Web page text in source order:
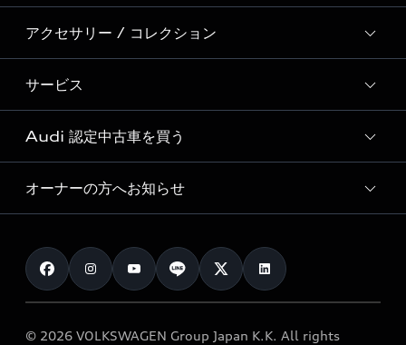
Audi Sport
Formula 1®
デジタルサービス
新車在庫検索
試乗車・展示車検索
見積り依頼
試乗予約
モデル一覧
特別仕様モデル / 限定モデル
e-tronラインアップ
価格シミュレーション
車両比較
カタログ一覧
アクセサリー / コレクション
純正アクセサリー
オンラインショップ
Audi collection
アウディナビアプリ
サービス
サービス入庫予約
サービスプログラム
メンテナンス
車検 / 定期点検
e-tronアフターサポート
Audi 認定中古車を買う
Audi認定中古車
クオリティ
保証
メンテナンス
オーナーの方へお知らせ
お知らせ
オーナー様向けキャンペーン
© 2026 VOLKSWAGEN Group Japan K.K. All rights